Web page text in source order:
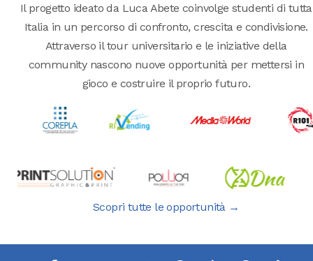
Il progetto ideato da Luca Abete coinvolge studenti di tutta
Italia in un percorso di confronto, crescita e condivisione.
Attraverso il tour universitario e le iniziative della
community nascono nuove opportunità per mettersi in
gioco e costruire il proprio futuro.
Scopri tutte le opportunità →